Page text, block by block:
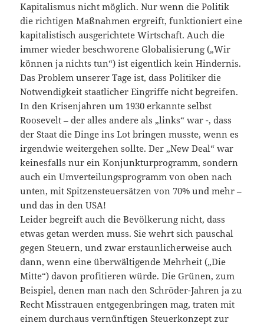
Kapitalismus nicht möglich. Nur wenn die Politik
die richtigen Maßnahmen ergreift, funktioniert eine
kapitalistisch ausgerichtete Wirtschaft. Auch die
immer wieder beschworene Globalisierung („Wir
können ja nichts tun“) ist eigentlich kein Hindernis.
Das Problem unserer Tage ist, dass Politiker die
Notwendigkeit staatlicher Eingriffe nicht begreifen.
In den Krisenjahren um 1930 erkannte selbst
Roosevelt – der alles andere als „links“ war -, dass
der Staat die Dinge ins Lot bringen musste, wenn es
irgendwie weitergehen sollte. Der „New Deal“ war
keinesfalls nur ein Konjunkturprogramm, sondern
auch ein Umverteilungsprogramm von oben nach
unten, mit Spitzensteuersätzen von 70% und mehr –
und das in den USA!
Leider begreift auch die Bevölkerung nicht, dass
etwas getan werden muss. Sie wehrt sich pauschal
gegen Steuern, und zwar erstaunlicherweise auch
dann, wenn eine überwältigende Mehrheit („Die
Mitte“) davon profitieren würde. Die Grünen, zum
Beispiel, denen man nach den Schröder-Jahren ja zu
Recht Misstrauen entgegenbringen mag, traten mit
einem durchaus vernünftigen Steuerkonzept zur